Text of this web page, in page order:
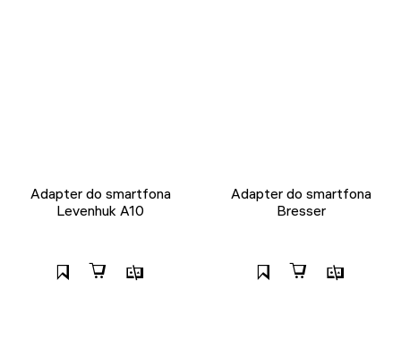
Adapter do smartfona
Levenhuk A10
Adapter do smartfona
Bresser